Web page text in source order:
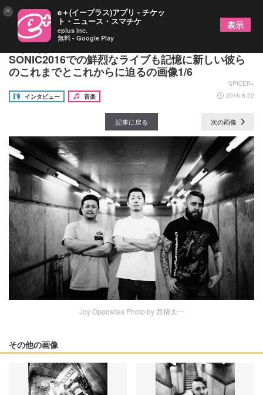
Joy Oppositesインタビュー SUMMER
SONIC2016での鮮烈なライブも記憶に新しい彼ら
のこれまでとこれからに迫るの画像1/6
SPICER+
インタビュー
音楽 2016.8.22
記事に戻る 次の画像
Joy Opposites Photo by 西槇太一
その他の画像
× e＋(イープラス)アプリ - チケッ
ト・ニュース・スマチケ
eplus inc.
無料 - Google Play
表示